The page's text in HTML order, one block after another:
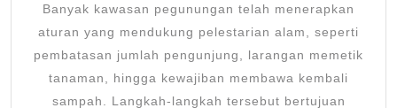
Banyak kawasan pegunungan telah menerapkan
aturan yang mendukung pelestarian alam, seperti
pembatasan jumlah pengunjung, larangan memetik
tanaman, hingga kewajiban membawa kembali
sampah. Langkah-langkah tersebut bertujuan